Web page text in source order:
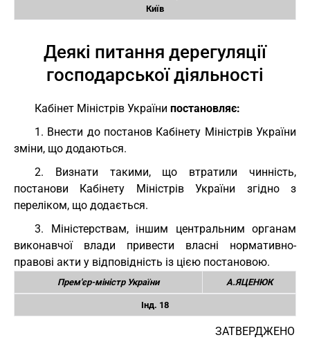
Київ
Деякі питання дерегуляції
господарської діяльності
Кабінет Міністрів України постановляє:
1. Внести до постанов Кабінету Міністрів України
зміни, що додаються.
2. Визнати такими, що втратили чинність,
постанови Кабінету Міністрів України згідно з
переліком, що додається.
3. Міністерствам, іншим центральним органам
виконавчої влади привести власні нормативно-
правові акти у відповідність із цією постановою.
Прем'єр-міністр України А.ЯЦЕНЮК
Інд. 18
ЗАТВЕРДЖЕНО